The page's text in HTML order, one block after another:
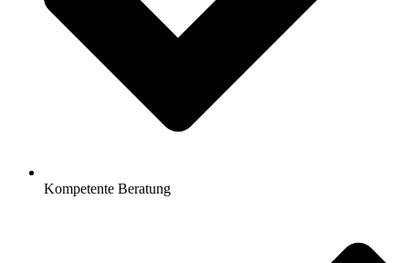
Kompetente Beratung